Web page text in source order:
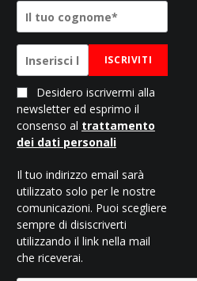
ISCRIVITI
Desidero iscrivermi alla
newsletter ed esprimo il
consenso al trattamento
dei dati personali
Il tuo indirizzo email sarà
utilizzato solo per le nostre
comunicazioni. Puoi scegliere
sempre di disiscriverti
utilizzando il link nella mail
che riceverai.